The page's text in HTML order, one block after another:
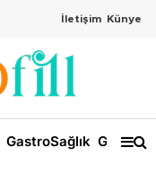
İletişim Künye
GastroSağlık